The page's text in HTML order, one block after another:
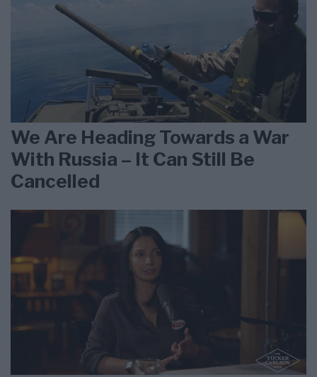
We Are Heading Towards a War
With Russia – It Can Still Be
Cancelled